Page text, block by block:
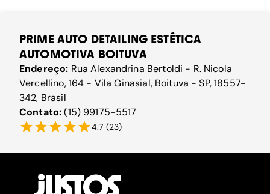
PRIME AUTO DETAILING ESTÉTICA
AUTOMOTIVA BOITUVA
Endereço: Rua Alexandrina Bertoldi - R. Nicola
Vercellino, 164 - Vila Ginasial, Boituva - SP, 18557-
342, Brasil
Contato:(15) 99175-5517
4.7 (23)